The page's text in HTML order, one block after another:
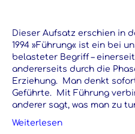
Dieser Aufsatz erschien in
1994 »Führung« ist ein bei
belasteter Begriff –
andererseits durch die
Erziehung. Man denkt
Geführte. Mit Führung
anderer sagt, was man zu
Weiterlesen